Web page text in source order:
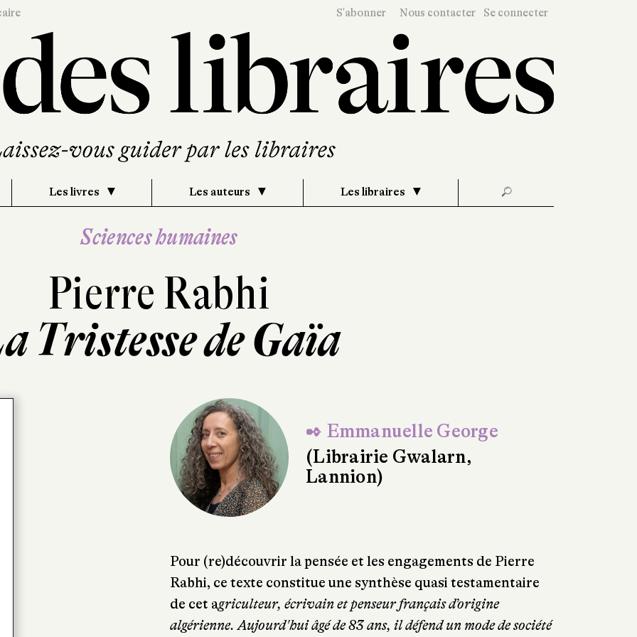
S'abonner Nous contacter Se connecter
Les livres Les auteurs Les libraires 🔎
Sciences humaines
Pierre Rabhi
Tristesse de Gaïa
✒ Emmanuelle George
(Librairie Gwalarn,
Lannion)
Pour (re)découvrir la pensée et les engagements de Pierre
Rabhi, ce texte constitue une synthèse quasi testamentaire
de cet agriculteur, écrivain et penseur français d’origine
algérienne. Aujourd'hui âgé de 83 ans, il défend un mode de société